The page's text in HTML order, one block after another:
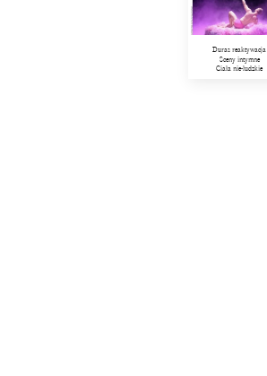
Duras reaktywacja
Sceny intymne
Ciała nie-ludzkie